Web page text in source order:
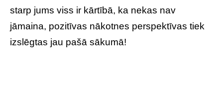
starp jums viss ir kārtībā, ka nekas nav
jāmaina, pozitīvas nākotnes perspektīvas tiek
izslēgtas jau pašā sākumā!